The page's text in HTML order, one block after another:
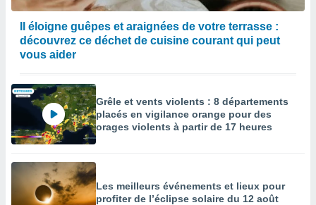
Il éloigne guêpes et araignées de votre terrasse :
découvrez ce déchet de cuisine courant qui peut
vous aider
Grêle et vents violents : 8 départements
placés en vigilance orange pour des
orages violents à partir de 17 heures
Les meilleurs événements et lieux pour
profiter de l’éclipse solaire du 12 août